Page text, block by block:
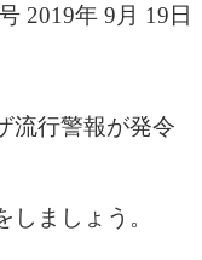
2019年 9月 19日
流行警報が発令
しましょう。